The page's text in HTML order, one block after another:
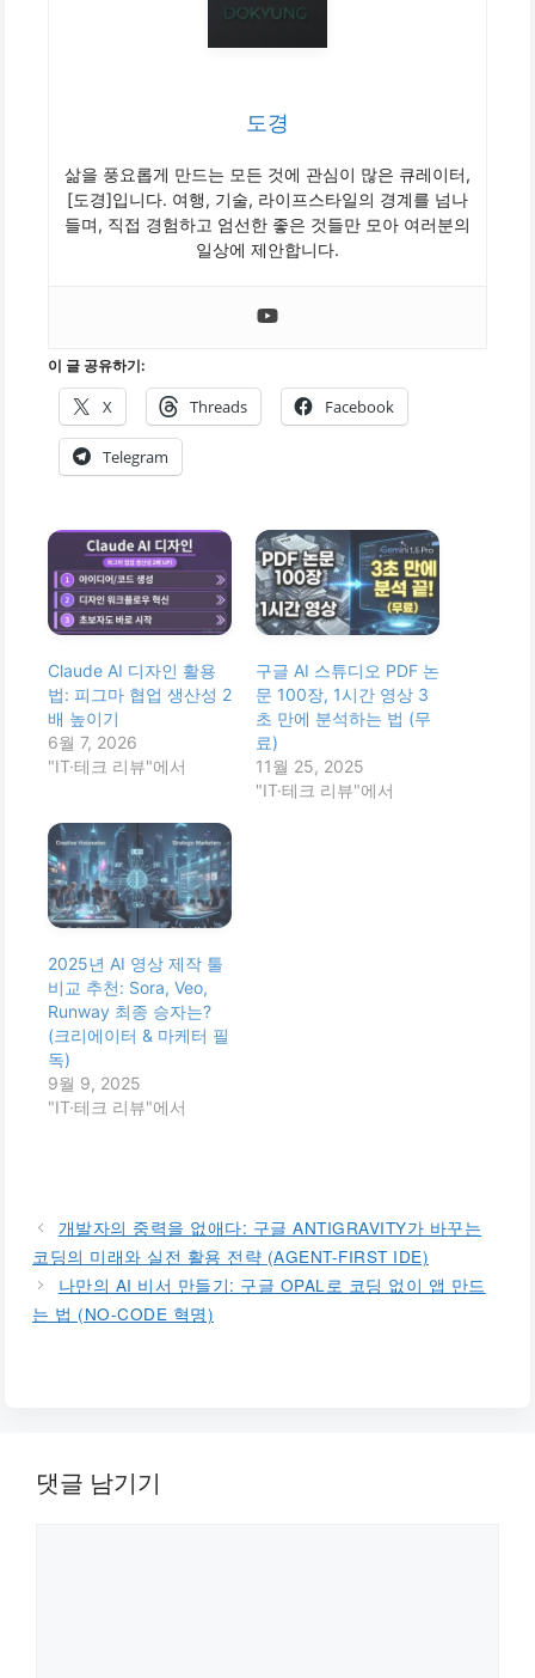
도경
삶을 풍요롭게 만드는 모든 것에 관심이 많은 큐레이터,
[도경]입니다. 여행, 기술, 라이프스타일의 경계를 넘나
들며, 직접 경험하고 엄선한 좋은 것들만 모아 여러분의
일상에 제안합니다.
이 글 공유하기:
X Threads Facebook
Telegram
Claude AI 디자인 활용
법: 피그마 협업 생산성 2
배 높이기
6월 7, 2026
"IT·테크 리뷰"에서
구글 AI 스튜디오 PDF 논
문 100장, 1시간 영상 3
초 만에 분석하는 법 (무
료)
11월 25, 2025
"IT·테크 리뷰"에서
2025년 AI 영상 제작 툴
비교 추천: Sora, Veo,
Runway 최종 승자는?
(크리에이터 & 마케터 필
독)
9월 9, 2025
"IT·테크 리뷰"에서
개발자의 중력을 없애다: 구글 ANTIGRAVITY가 바꾸는
코딩의 미래와 실전 활용 전략 (AGENT-FIRST IDE)
나만의 AI 비서 만들기: 구글 OPAL로 코딩 없이 앱 만드
는 법 (NO-CODE 혁명)
댓글 남기기